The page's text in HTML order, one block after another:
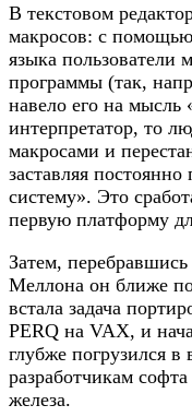
В текстовом
макросов: с помощью
языка пользователи
программы (так,
навело его на мысль
интерпретатор, то
макросами и
заставляя
систему». Это
первую платформу
Затем,
Меллона он ближе
встала задача
PERQ на VAX, и
глубже погрузился
разработчикам
железа.